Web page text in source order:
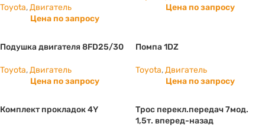
Toyota,Двигатель
Цена по запросу
Цена по запросу
Подушка двигателя 8FD25/30
Toyota,Двигатель
Цена по запросу
Помпа 1DZ
Toyota,Двигатель
Цена по запросу
Комплект прокладок 4Y
Трос перекл.передач 7мод.
1,5т. вперед-назад